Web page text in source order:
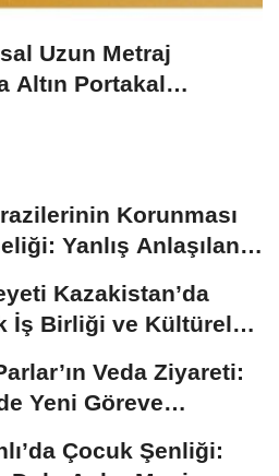
Uzun Metraj
Altın Portakal
Korunması
Yanlış Anlaşılan
Kazakistan’da
İş Birliği ve Kültürel
Veda Ziyareti:
Yeni Göreve
Çocuk Şenliği: